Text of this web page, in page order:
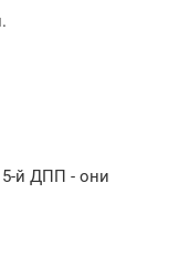
й ДПП - они